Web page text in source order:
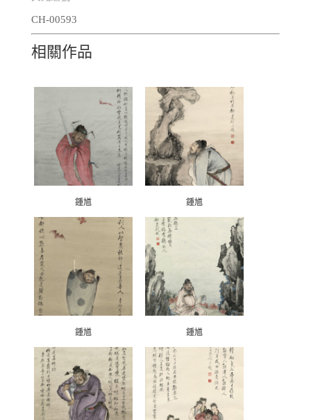
CH-00593
相關作品
鍾馗 鍾馗
鍾馗 鍾馗